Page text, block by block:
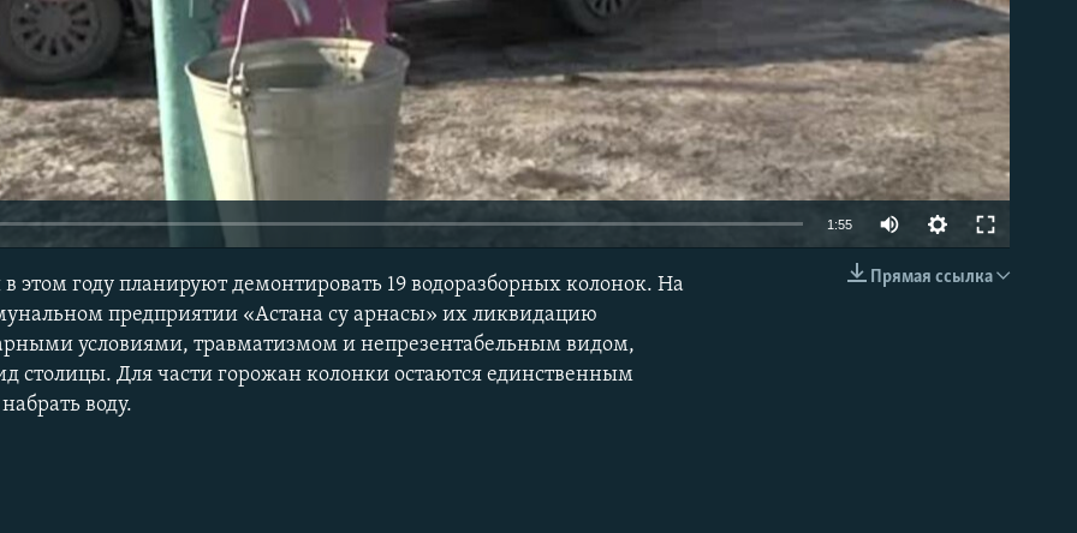
1:55
Прямая ссылка
этом году планируют демонтировать 19 водоразборных колонок. На
предприятии «Астана су арнасы» их ликвидацию
условиями, травматизмом и непрезентабельным видом,
столицы. Для части горожан колонки остаются единственным
воду.